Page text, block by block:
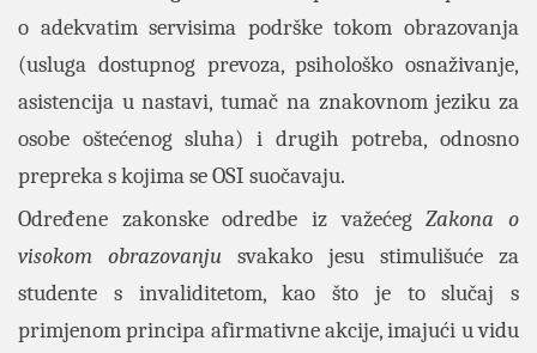
o adekvatim servisima podrške tokom obrazovanja
(usluga dostupnog prevoza, psihološko osnaživanje,
asistencija u nastavi, tumač na znakovnom jeziku za
osobe oštećenog sluha) i drugih potreba, odnosno
prepreka s kojima se OSI suočavaju.
Određene zakonske odredbe iz važećegZakona o
visokom obrazovanju svakako jesu stimulišuće za
studente s invaliditetom, kao što je to slučaj s
primjenom principa afirmativne akcije, imajući u vidu